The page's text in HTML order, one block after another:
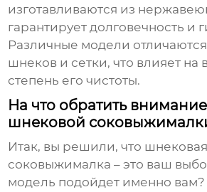
изготавливаются из
гарантирует долговечность и
Различные модели
шнеков и сетки, что влияет на
степень его чистоты.
На что обратить
шнековой
Итак, вы решили, что шнековая
соковыжималка – это ваш
модель подойдет именно вам?